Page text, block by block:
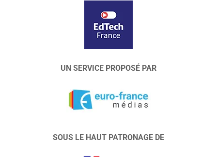
UN SERVICE PROPOSÉ PAR
SOUS LE HAUT PATRONAGE DE